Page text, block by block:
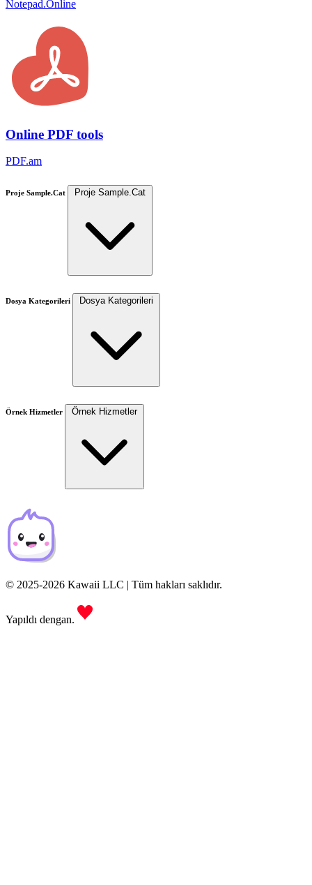
Notepad.Online
Online PDF tools
PDF.am
Proje Sample.Cat Proje Sample.Cat
Dosya Kategorileri Dosya Kategorileri
Örnek Hizmetler Örnek Hizmetler
© 2025-2026 Kawaii LLC | Tüm hakları saklıdır.
Yapıldı dengan.